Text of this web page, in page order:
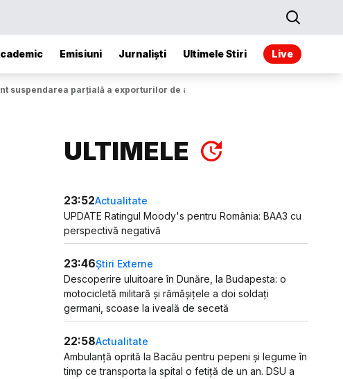
Emisiuni Jurnaliști Ultimele Stiri Live
suspendarea parțială a exporturilor de arme cărte Israel
ULTIMELE
23:52Actualitate
UPDATE Ratingul Moody's pentru România: BAA3 cu
perspectivă negativă
23:46Știri Externe
Descoperire uluitoare în Dunăre, la Budapesta: o
motocicletă militară și rămășițele a doi soldați
germani, scoase la iveală de secetă
22:58Actualitate
Ambulanță oprită la Bacău pentru pepeni și legume în
timp ce transporta la spital o fetiță de un an. DSU a